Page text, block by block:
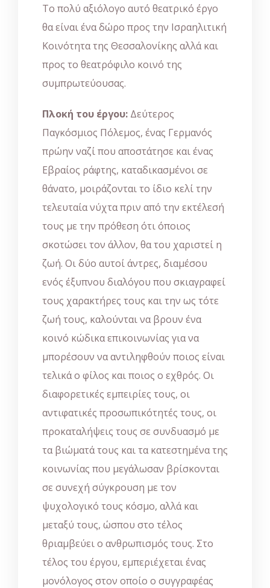
Το πολύ αξιόλογο αυτό θεατρικό έργο
θα είναι ένα δώρο προς την Ισραηλιτική
Κοινότητα της Θεσσαλονίκης αλλά και
προς το θεατρόφιλο κοινό της
συμπρωτεύουσας.
Πλοκή του έργου: Δεύτερος
Παγκόσμιος Πόλεμος, ένας Γερμανός
πρώην ναζί που αποστάτησε και ένας
Εβραίος ράφτης, καταδικασμένοι σε
θάνατο, μοιράζονται το ίδιο κελί την
τελευταία νύχτα πριν από την εκτέλεσή
τους με την πρόθεση ότι όποιος
σκοτώσει τον άλλον, θα του χαριστεί η
ζωή. Οι δύο αυτοί άντρες, διαμέσου
ενός έξυπνου διαλόγου που σκιαγραφεί
τους χαρακτήρες τους και την ως τότε
ζωή τους, καλούνται να βρουν ένα
κοινό κώδικα επικοινωνίας για να
μπορέσουν να αντιληφθούν ποιος είναι
τελικά ο φίλος και ποιος ο εχθρός. Οι
διαφορετικές εμπειρίες τους, οι
αντιφατικές προσωπικότητές τους, οι
προκαταλήψεις τους σε συνδυασμό με
τα βιώματά τους και τα κατεστημένα της
κοινωνίας που μεγάλωσαν βρίσκονται
σε συνεχή σύγκρουση με τον
ψυχολογικό τους κόσμο, αλλά και
μεταξύ τους, ώσπου στο τέλος
θριαμβεύει ο ανθρωπισμός τους. Στο
τέλος του έργου, εμπεριέχεται ένας
μονόλογος στον οποίο ο συγγραφέας